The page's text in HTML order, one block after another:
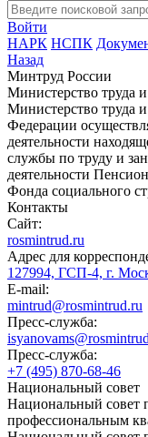
Войти
НАРК НСПК
Назад
Минтруд России
Министерство труда
Министерство труда
Федерации
деятельности
службы по труду и
деятельности
Фонда социального
Контакты
Сайт:
rosmintrud.ru
Адрес для
127994, ГСП-4, г.
E-mail:
mintrud@rosmintrud.ru
Пресс-служба:
Пресс-служба:
+7 (495) 870-68-46
Национальный совет
Национальный совет
профессиональным